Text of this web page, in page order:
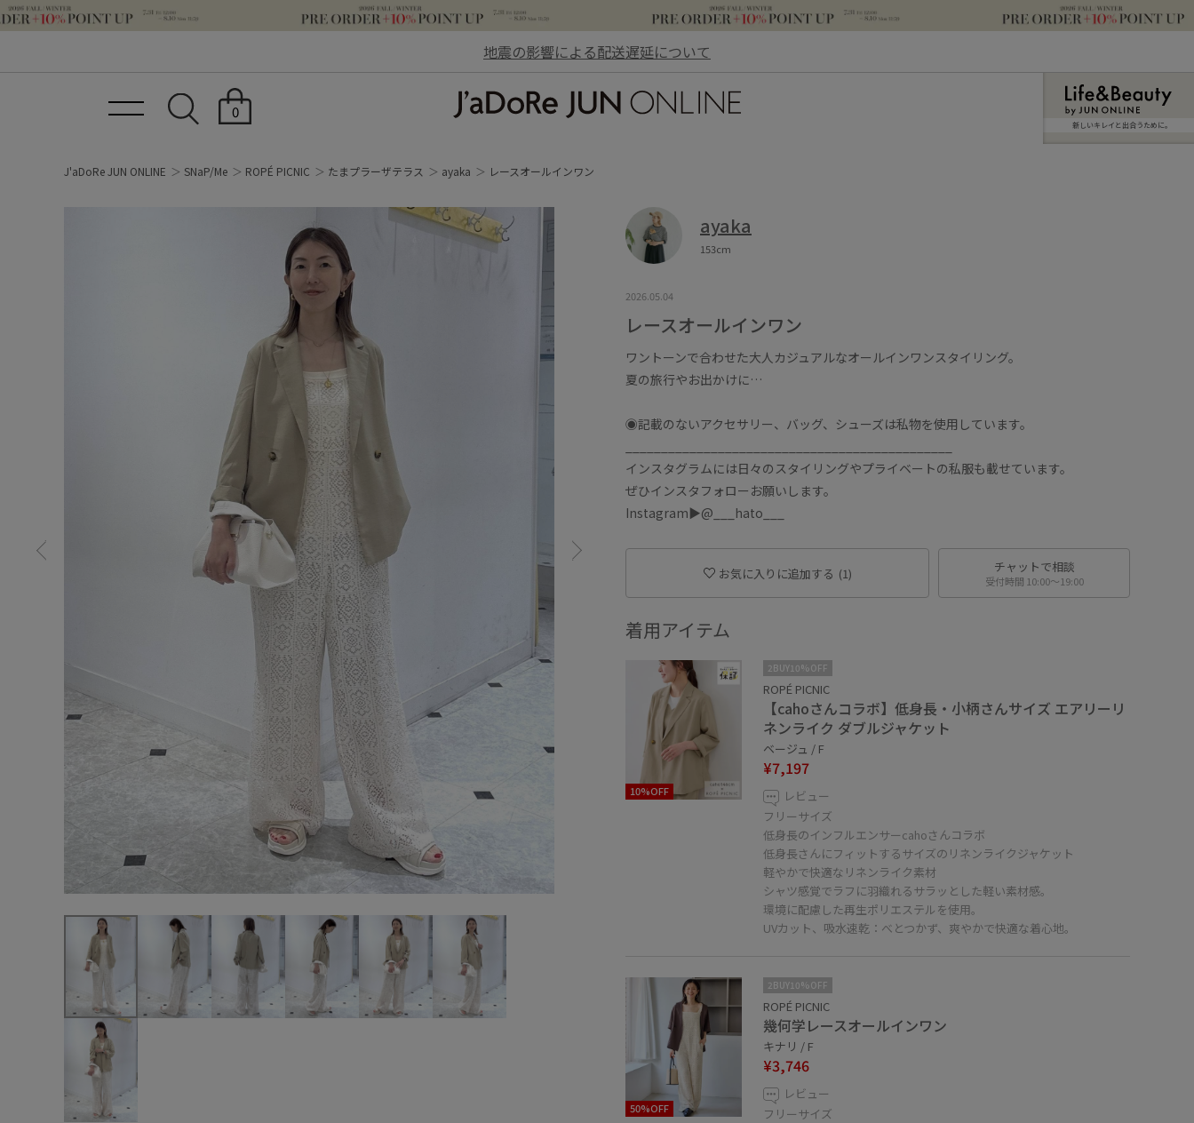
地震の影響による配送遅延について
0
新しいキレイと出合うために。
J'aDoRe JUN ONLINE SNaP/Me ROPÉ PICNIC たまプラーザテラス ayaka レースオールインワン
ayaka
153cm
2026.05.04
レースオールインワン
ワントーンで合わせた大人カジュアルなオールインワンスタイリング。
夏の旅行やお出かけに…
◉記載のないアクセサリー、バッグ、シューズは私物を使用しています。
インスタグラムには日々のスタイリングやプライベートの私服も載せています。
ぜひインスタフォローお願いします。
Instagram▶︎@___hato___
お気に入りに追加する (1) チャットで相談
受付時間 10:00〜19:00
着用アイテム
10%OFF
2BUY10%OFF
ROPÉ PICNIC
【cahoさんコラボ】低身長・小柄さんサイズ エアリーリ
ネンライク ダブルジャケット
ベージュ / F
¥7,197
レビュー
フリーサイズ
低身長のインフルエンサーcahoさんコラボ
低身長さんにフィットするサイズのリネンライクジャケット
軽やかで快適なリネンライク素材
シャツ感覚でラフに羽織れるサラッとした軽い素材感。
環境に配慮した再生ポリエステルを使用。
UVカット、吸水速乾：べとつかず、爽やかで快適な着心地。
50%OFF
2BUY10%OFF
ROPÉ PICNIC
幾何学レースオールインワン
キナリ / F
¥3,746
レビュー
フリーサイズ